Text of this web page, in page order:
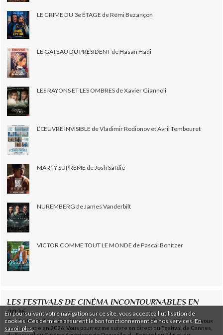
En poursuivant votre navigation sur ce site, vous acceptez l'utilisation de
cookies. Ces derniers assurent le bon fonctionnement de nos services. En
savoir plus.
LE CRIME DU 3e ÉTAGE de Rémi Bezançon
LE GÂTEAU DU PRÉSIDENT de Hasan Hadi
LES RAYONS ET LES OMBRES de Xavier Giannoli
L’ŒUVRE INVISIBLE de Vladimir Rodionov et Avril Tembouret
MARTY SUPRÊME de Josh Safdie
NUREMBERG de James Vanderbilt
VICTOR COMME TOUT LE MONDE de Pascal Bonitzer
LES FESTIVALS DE CINÉMA INCONTOURNABLES EN
2026
Ces festivals de cinéma (et évènements liés au 7ème art) sont ceux que je vous
recommande en 2026. Vous pourrez me suivre en direct du Festival de Cannes,